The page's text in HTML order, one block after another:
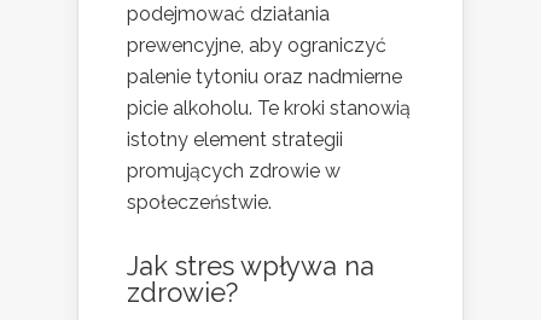
podejmować działania
prewencyjne, aby ograniczyć
palenie tytoniu oraz nadmierne
picie alkoholu. Te kroki stanowią
istotny element strategii
promujących zdrowie w
społeczeństwie.
Jak stres wpływa na
zdrowie?